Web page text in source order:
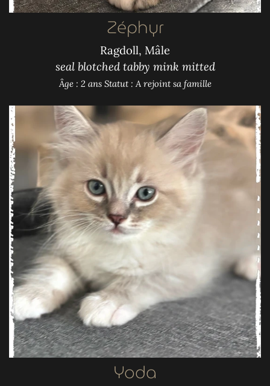
Zéphyr
Ragdoll, Mâle
seal blotched tabby mink mitted
Âge : 2 ans Statut : A rejoint sa famille
Yoda